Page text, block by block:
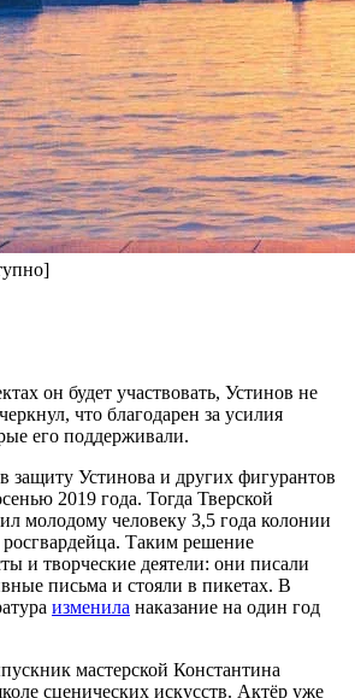
дела» Павел Устинов стал участником
Об этом сам актёр рассказал на
Внимание на пост 20 июля обратил
я прошёл отбор и был принят в труппу
Я выражаю свою искреннюю
которые были причастны к моей
именно так!», — написал артист в
он будет участвовать, Устинов не
что благодарен за усилия
его поддерживали.
защиту Устинова и других фигурантов
2019 года. Тогда Тверской
молодому человеку 3,5 года колонии
Таким решение
и творческие деятели: они писали
письма и стояли в пикетах. В
изменила наказание на один год
мастерской Константина
сценических искусств. Актёр уже